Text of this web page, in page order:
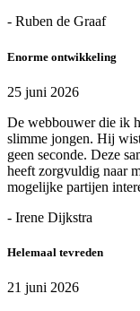
- Ruben de Graaf
Enorme ontwikkeling
25 juni 2026
De webbouwer die ik
slimme jongen. Hij
geen seconde. Deze
heeft zorgvuldig naar
mogelijke partijen
- Irene Dijkstra
Helemaal tevreden
21 juni 2026